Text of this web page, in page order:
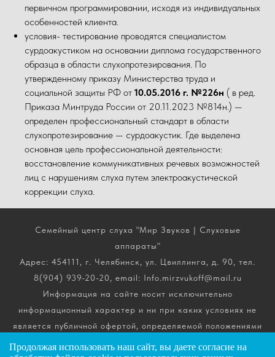
Продолжая использовать наш сайт, вы даете согласие на
первичном программировании, исходя из индивидуальных
особенностей клиента.
условия- тестирование проводятся специалистом
сурдоакустиком на основании диплома государственного
образца в области слухопротезирования. По
утвержденному приказу Министерства труда и
социальной защиты РФ от 10.05.2016 г. №226н ( в ред.
Приказа Минтруда России от 20.11.2023 №814н.) —
определен профессиональный стандарт в области
слухопротезирование — сурдоакустик. Где выделена
основная цель профессиональной деятельности:
восстановление коммуникативных речевых возможностей
лиц с нарушениям слуха путем электроакустической
коррекции слуха.
Семейный центр слуха "Мир Звуков | Слуховые
аппараты"
Адрес: 454111, г. Челябинск, ул. Цвиллинга, д. 90, тел.
8(904) 939-20-20, email: Info.mirzvukoff@mail.ru
Информация на сайте носит исключительно
информационный характер и ни при каких условиях не
является публичной офертой, определяемой положениями
ч. 2 ст. 437 Гражданского кодекса РФ. Получить